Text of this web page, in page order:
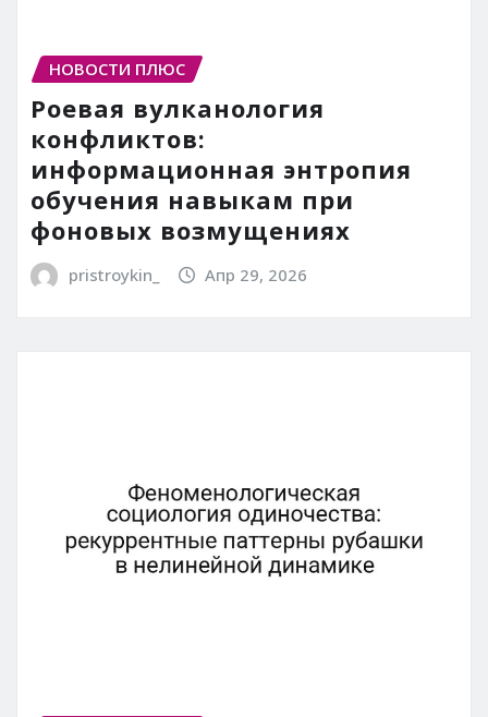
НОВОСТИ ПЛЮС
Роевая вулканология
конфликтов:
информационная энтропия
обучения навыкам при
фоновых возмущениях
pristroykin_ Апр 29, 2026